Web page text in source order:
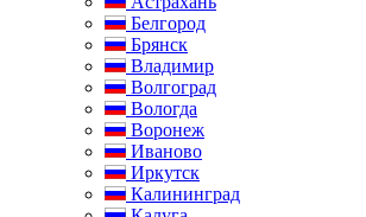
Белгород
Брянск
Владимир
Волгоград
Вологда
Воронеж
Иваново
Иркутск
Калининград